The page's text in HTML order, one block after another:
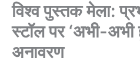
विश्व पुस्तक मेला:
स्टॉल पर ‘अभी-अभी
अनावरण